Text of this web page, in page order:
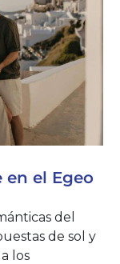
en el Egeo
del
de sol y
los